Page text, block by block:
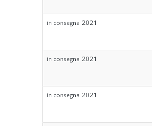
in consegna 2021
in consegna 2021
in consegna 2021